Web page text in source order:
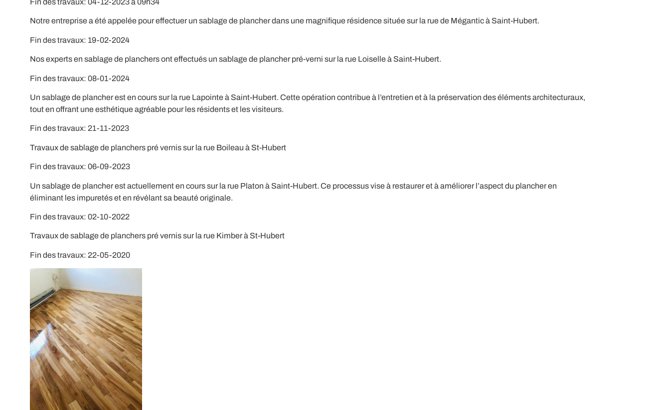
Fin des travaux: 04-12-2023 à 09h34
Notre entreprise a été appelée pour effectuer un sablage de plancher dans une magnifique résidence située sur la rue de Mégantic à Saint-Hubert.
Fin des travaux: 19-02-2024
Nos experts en sablage de planchers ont effectués un sablage de plancher pré-verni sur la rue Loiselle à Saint-Hubert.
Fin des travaux: 08-01-2024
Un sablage de plancher est en cours sur la rue Lapointe à Saint-Hubert. Cette opération contribue à l’entretien et à la préservation des éléments architecturaux,
tout en offrant une esthétique agréable pour les résidents et les visiteurs.
Fin des travaux: 21-11-2023
Travaux de sablage de planchers pré vernis sur la rue Boileau à St-Hubert
Fin des travaux: 06-09-2023
Un sablage de plancher est actuellement en cours sur la rue Platon à Saint-Hubert. Ce processus vise à restaurer et à améliorer l’aspect du plancher en
éliminant les impuretés et en révélant sa beauté originale.
Fin des travaux: 02-10-2022
Travaux de sablage de planchers pré vernis sur la rue Kimber à St-Hubert
Fin des travaux: 22-05-2020